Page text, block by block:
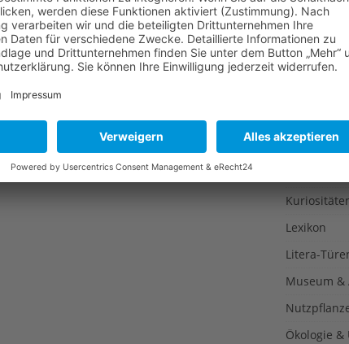
Ideen-Reich
Italien
Japan
Kultur
Lexikon
Litera-
Museum &
Ökologie &